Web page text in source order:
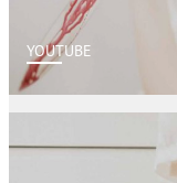
YOUTUBE